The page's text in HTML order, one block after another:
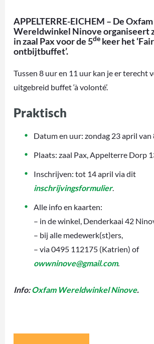
APPELTERRE-EICHEM – De Oxfam
Wereldwinkel Ninove organiseert
in zaal Pax voor de 5de keer het
ontbijtbuffet’.
Tussen 8 uur en 11 uur kan je er terecht
uitgebreid buffet ‘à volonté’.
Praktisch
Datum en uur: zondag 23 april van
Plaats: zaal Pax, Appelterre Dorp
Inschrijven: tot 14 april via dit
inschrijvingsformulier.
Alle info en kaarten:
– in de winkel, Denderkaai 42
– bij alle medewerk(st)ers,
– via 0495 112175 (Katrien) of
owwninove@gmail.com.
Info:Oxfam Wereldwinkel Ninove.